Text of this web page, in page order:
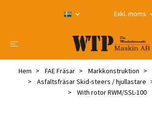
Exkl. moms
Hem FAE Fräsar Markkonstruktion
Asfaltsfräsar Skid-steers / hjullastare
With rotor RWM/SSL-100